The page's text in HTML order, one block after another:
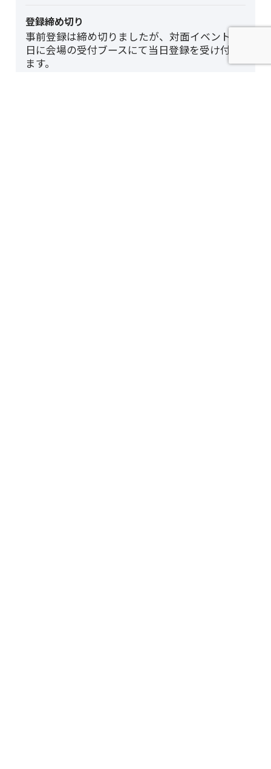
登録締め切り
事前登録は締め切りましたが、対面イベント当
日に会場の受付ブースにて当日登録を受け付け
ます。